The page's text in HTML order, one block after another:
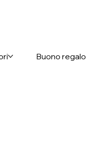
Buono regalo